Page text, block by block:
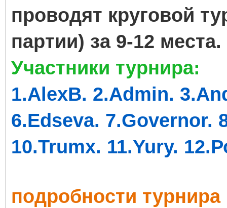
проводят круговой
партии) за 9-12 места.
Участники турнира:
1.AlexB. 2.Admin.
6.Edseva. 7.Governor.
10.Trumx. 11.Yury.
подробности турнира